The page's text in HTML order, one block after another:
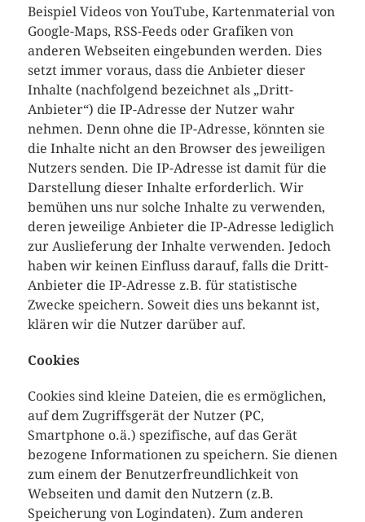
Beispiel Videos von YouTube, Kartenmaterial von
Google-Maps, RSS-Feeds oder Grafiken von
anderen Webseiten eingebunden werden. Dies
setzt immer voraus, dass die Anbieter dieser
Inhalte (nachfolgend bezeichnet als „Dritt-
Anbieter“) die IP-Adresse der Nutzer wahr
nehmen. Denn ohne die IP-Adresse, könnten sie
die Inhalte nicht an den Browser des jeweiligen
Nutzers senden. Die IP-Adresse ist damit für die
Darstellung dieser Inhalte erforderlich. Wir
bemühen uns nur solche Inhalte zu verwenden,
deren jeweilige Anbieter die IP-Adresse lediglich
zur Auslieferung der Inhalte verwenden. Jedoch
haben wir keinen Einfluss darauf, falls die Dritt-
Anbieter die IP-Adresse z.B. für statistische
Zwecke speichern. Soweit dies uns bekannt ist,
klären wir die Nutzer darüber auf.
Cookies
Cookies sind kleine Dateien, die es ermöglichen,
auf dem Zugriffsgerät der Nutzer (PC,
Smartphone o.ä.) spezifische, auf das Gerät
bezogene Informationen zu speichern. Sie dienen
zum einem der Benutzerfreundlichkeit von
Webseiten und damit den Nutzern (z.B.
Speicherung von Logindaten). Zum anderen